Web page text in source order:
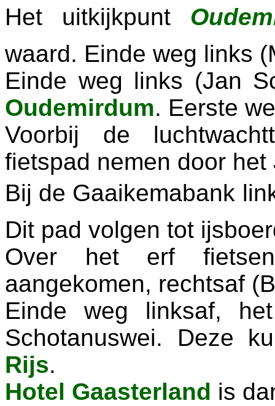
Het uitkijkpunt 
waard. Einde weg links
Einde weg links (Jan
Oudemirdum. Eerste
Voorbij de
fietspad nemen door
Bij de Gaaikemabank
Dit pad volgen tot
Over het erf
aangekomen, rechtsaf
Einde weg linksaf,
Schotanuswei. Deze
Rijs.
Hotel Gaasterland is